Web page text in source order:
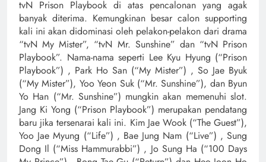
tvN Prison Playbook di atas pencalonan yang agak
banyak diterima. Kemungkinan besar calon supporting
kali ini akan didominasi oleh pelakon-pelakon dari drama
“tvN My Mister”, “tvN Mr. Sunshine” dan “tvN Prison
Playbook”. Nama-nama seperti Lee Kyu Hyung (“Prison
Playbook”) , Park Ho San (“My Mister”) , So Jae Byuk
(“My Mister”), Yoo Yeon Suk (“Mr. Sunshine”), dan Byun
Yo Han (“Mr. Sunshine”) mungkin akan memenuhi slot.
Jang Ki Yong (“Prison Playbook”) merupakan pendatang
baru jika tersenarai kali ini. Kim Jae Wook (“The Guest”),
Yoo Jae Myung (“Life”) , Bae Jung Nam (“Live”) , Sung
Dong Il (“Miss Hammurabbi”) , Jo Sung Ha (“100 Days